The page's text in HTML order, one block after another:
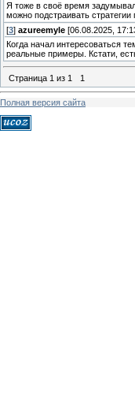
Я тоже в своё время
можно подстраивать
[3] azureemyle [06.08.2025,
Когда начал интересоваться
реальные примеры. Кстати,
Страница 1 из 1 1
Полная версия сайта